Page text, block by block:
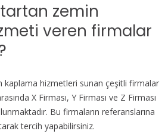
zemin
veren firmalar
kaplama hizmetleri sunan çeşitli firmalar
X Firması, Y Firması ve Z Firması
Bu firmaların referanslarına
tercih yapabilirsiniz.